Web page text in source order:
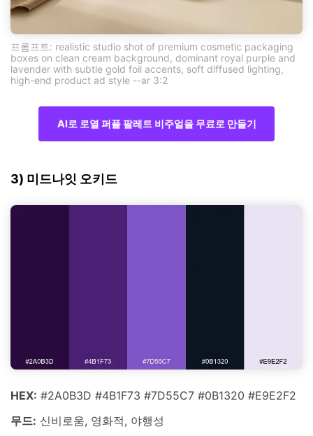
프롬프트: realistic studio shot of premium cosmetic packaging
boxes on clean cream background, dominant royal purple and
lavender with subtle gold foil accents, soft diffused lighting,
high-end product ad style --ar 3:2
AI로 로열 퍼플 팔레트 비주얼을 무료로 만들기
3) 미드나잇 오키드
HEX: #2A0B3D #4B1F73 #7D55C7 #0B1320 #E9E2F2
무드: 신비로움, 영화적, 야행성